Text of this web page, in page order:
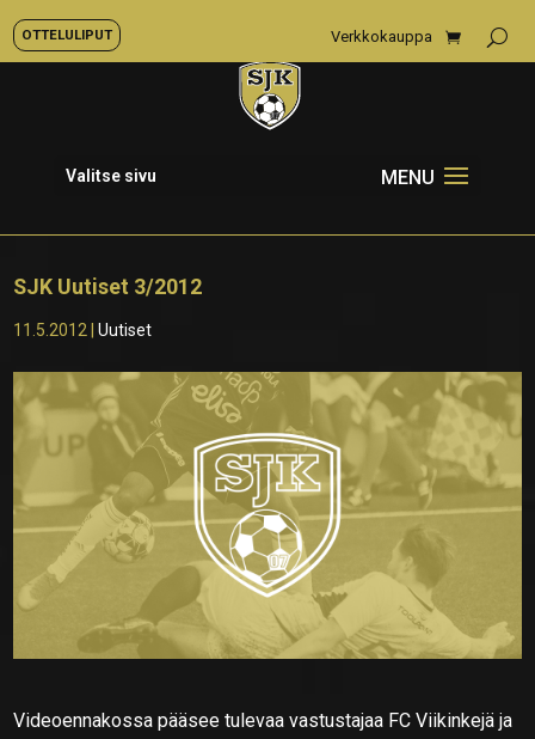
OTTELULIPUT Verkkokauppa
Valitse sivu
SJK Uutiset 3/2012
11.5.2012 |Uutiset
Videoennakossa pääsee tulevaa vastustajaa FC Viikinkejä ja